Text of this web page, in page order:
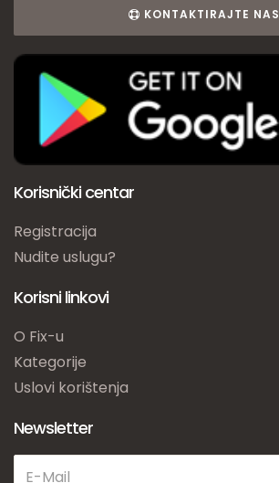
KONTAKTIRAJTE NAS
Korisnički centar
Registracija
Nudite uslugu?
Korisni linkovi
O Fix-u
Kategorije
Uslovi korištenja
Newsletter